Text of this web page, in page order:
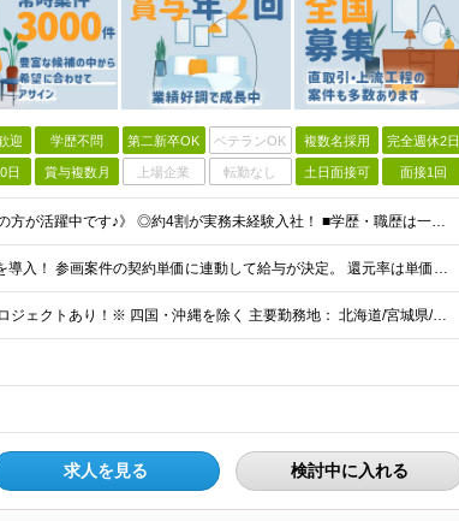
迎 学歴不問 第二新卒OK ベテランOK 複数名採用 完全週休2日
日 賞与複数月 上場企業 転勤なし 土日面接可 面接1回
《未経験者積極採用中！20代の方が活躍中です♪》 ◎約4割が実務未経験入社！ ■学歴・職歴は一切問いません！ ■第二新卒の方もお気軽にご相談ください♪ ■入社してから数年は、転勤の可能性があります
当社では【単価連動型給与】を導入！ 参画案件の契約単価に連動して給与が決定。 還元率は単価の【70％～80％】と東証プライム上場グループとして高水準です！（社会保険料・教育コスト含む） ■関東：月給
【全国45都道府県】に大型プロジェクトあり！※ 四国・沖縄を除く 主要勤務地： 北海道/宮城県/栃木県/埼玉県/千葉県/東京都/神奈川県/愛知県/大阪府/京都府/兵庫県/広島県/福岡県/熊本県 ※勤
求人を見る 検討中に入れる